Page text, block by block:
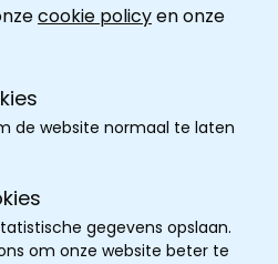
cookie policyen onze
de website normaal te laten
gegevens opslaan.
om onze website beter te